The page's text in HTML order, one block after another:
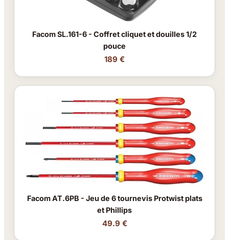
Facom SL.161-6 - Coffret cliquet et douilles 1/2
pouce
189 €
Facom AT.6PB - Jeu de 6 tournevis Protwist plats
et Phillips
49.9 €